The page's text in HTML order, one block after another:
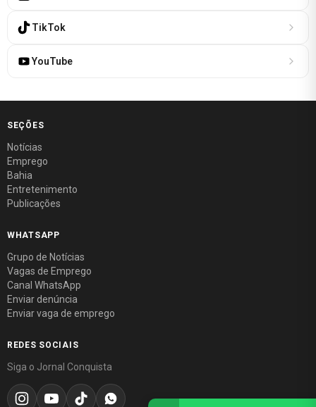
TikTok
YouTube
SEÇÕES
Notícias
Emprego
Bahia
Entretenimento
Publicações
WHATSAPP
Grupo de Notícias
Vagas de Emprego
Canal WhatsApp
Enviar denúncia
Enviar vaga de emprego
REDES SOCIAIS
Siga o Jornal Conquista